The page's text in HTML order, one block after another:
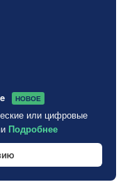
НОВОЕ
или цифровые
Подробнее